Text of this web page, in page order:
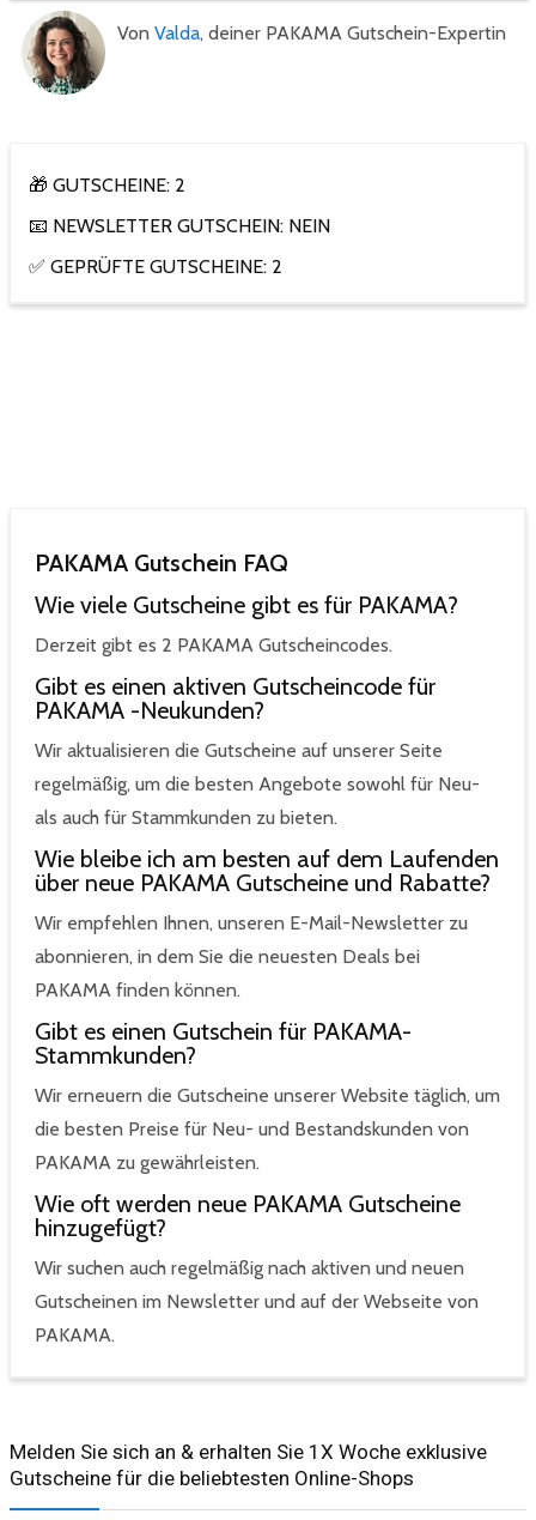
Von Valda, deiner PAKAMA Gutschein-Expertin
🎁 GUTSCHEINE: 2
📧 NEWSLETTER GUTSCHEIN: NEIN
✅ GEPRÜFTE GUTSCHEINE: 2
PAKAMA Gutschein FAQ
Wie viele Gutscheine gibt es für PAKAMA?
Derzeit gibt es 2 PAKAMA Gutscheincodes.
Gibt es einen aktiven Gutscheincode für
PAKAMA -Neukunden?
Wir aktualisieren die Gutscheine auf unserer Seite
regelmäßig, um die besten Angebote sowohl für Neu-
als auch für Stammkunden zu bieten.
Wie bleibe ich am besten auf dem Laufenden
über neue PAKAMA Gutscheine und Rabatte?
Wir empfehlen Ihnen, unseren E-Mail-Newsletter zu
abonnieren, in dem Sie die neuesten Deals bei
PAKAMA finden können.
Gibt es einen Gutschein für PAKAMA-
Stammkunden?
Wir erneuern die Gutscheine unserer Website täglich, um
die besten Preise für Neu- und Bestandskunden von
PAKAMA zu gewährleisten.
Wie oft werden neue PAKAMA Gutscheine
hinzugefügt?
Wir suchen auch regelmäßig nach aktiven und neuen
Gutscheinen im Newsletter und auf der Webseite von
PAKAMA.
Melden Sie sich an & erhalten Sie 1X Woche exklusive
Gutscheine für die beliebtesten Online-Shops​